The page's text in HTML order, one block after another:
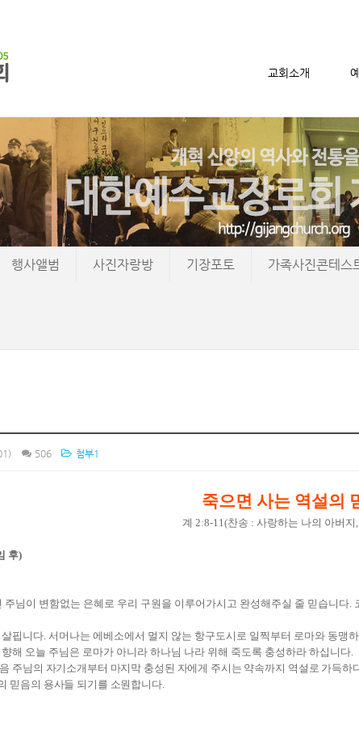
교회소개
메뉴 건너뛰기
행사앨범 사진자랑방 기장포토 가족사진콘테스
506 첨부1
죽으면 사는 역설의
계 2:8-11(찬송 : 사랑하는 나의 아버지
후)
주님이 변함없는 은혜로 우리 구원을 이루어가시고 완성해주실 줄 믿습니다.
핍니다. 서머나는 에베소에서 멀지 않는 항구도시로 일찍부터 로마와 동맹
해 오늘 주님은 로마가 아니라 하나님 나라 위해 죽도록 충성하라 하십니다.
주님의 자기소개부터 마지막 충성된 자에게 주시는 약속까지 역설로 가득하
믿음의 용사들 되기를 소원합니다.